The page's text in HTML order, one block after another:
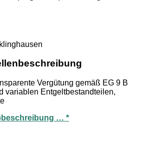
Vergütung gemäß EG 9 B
variablen Entgeltbestandteilen,
… *